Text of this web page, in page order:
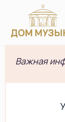
Важная